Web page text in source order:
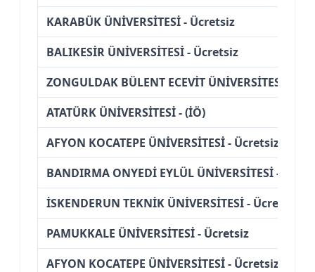
KARABÜK ÜNİVERSİTESİ - Ücretsiz
BALIKESİR ÜNİVERSİTESİ - Ücretsiz
ZONGULDAK BÜLENT ECEVİT ÜNİVERSİTESİ -
ATATÜRK ÜNİVERSİTESİ - (İÖ)
AFYON KOCATEPE ÜNİVERSİTESİ - Ücretsiz
BANDIRMA ONYEDİ EYLÜL ÜNİVERSİTESİ -
İSKENDERUN TEKNİK ÜNİVERSİTESİ - Ücretsiz
PAMUKKALE ÜNİVERSİTESİ - Ücretsiz
AFYON KOCATEPE ÜNİVERSİTESİ - Ücretsiz